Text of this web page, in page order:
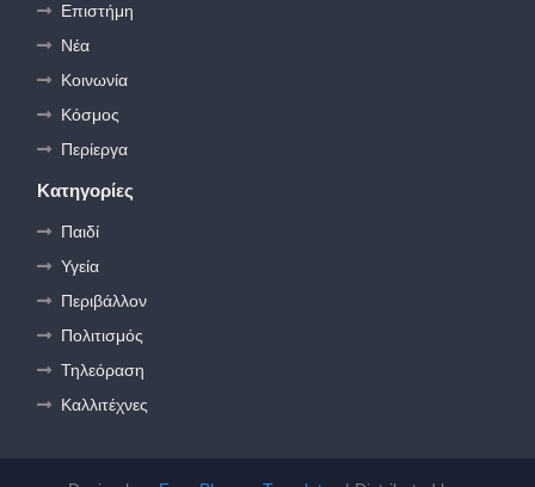
Επιστήμη
Νέα
Κοινωνία
Κόσμος
Περίεργα
Κατηγορίες
Παιδί
Υγεία
Περιβάλλον
Πολιτισμός
Τηλεόραση
Καλλιτέχνες